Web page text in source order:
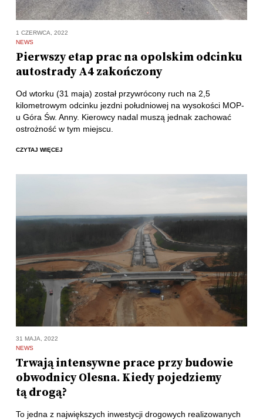
1 CZERWCA, 2022
NEWS
Pierwszy etap prac na opolskim odcinku
autostrady A4 zakończony
Od wtorku (31 maja) został przywrócony ruch na 2,5
kilometrowym odcinku jezdni południowej na wysokości MOP-
u Góra Św. Anny. Kierowcy nadal muszą jednak zachować
ostrożność w tym miejscu.
CZYTAJ WIĘCEJ
31 MAJA, 2022
NEWS
Trwają intensywne prace przy budowie
obwodnicy Olesna. Kiedy pojedziemy
tą drogą?
To jedna z największych inwestycji drogowych realizowanych